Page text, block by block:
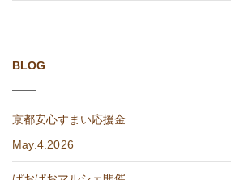
BLOG
京都安心すまい応援金
May.4.2026